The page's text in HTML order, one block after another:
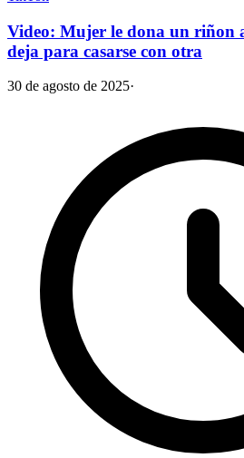
Video: Mujer le dona un riñon
deja para casarse con otra
30 de agosto de 2025·